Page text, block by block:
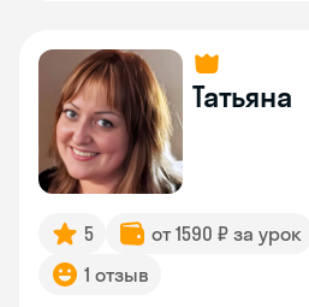
Татьяна
5 от 1590 ₽ за урок
1 отзыв